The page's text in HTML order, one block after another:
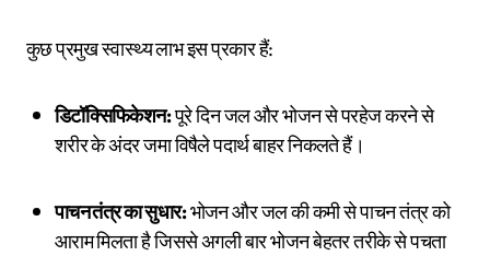
कुछ प्रमुख स्वास्थ्य लाभ इस प्रकार हैं:
डिटॉक्सिफिकेशन:पूरे दिन जल और भोजन से परहेज करने से
शरीर के अंदर जमा विषैले पदार्थ बाहर निकलते हैं।
पाचन तंत्र का सुधार:भोजन और जल की कमी से पाचन तंत्र को
आराम मिलता है जिससे अगली बार भोजन बेहतर तरीके से पचता